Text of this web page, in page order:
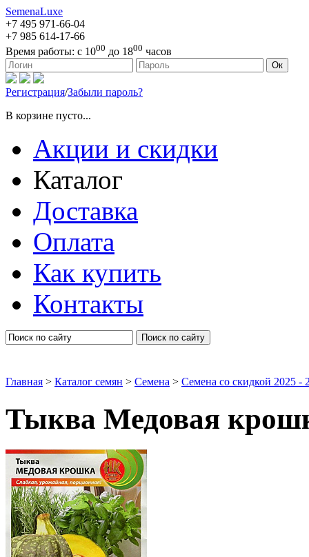
SemenaLuxe
+7 495 971-66-04
+7 985 614-17-66
Время работы: с 1000 до 1800 часов
127473, г. Москва, ул. Краснопролетарская, д. 16, стр. 1 Ок
Регистрация/Забыли пароль?
В корзине пусто...
Акции и скидки
Каталог
Доставка
Оплата
Как купить
Контакты
Поиск по сайту
Главная > Каталог семян > Семена > Семена со скидкой 2025 -
Тыква Медовая
Семена овощей